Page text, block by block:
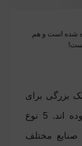
شده است و هم
بزرگی برای
ترمیم وسایل مورد استفاده و علاقه ما بوده اند. 5 نوع
مختلف